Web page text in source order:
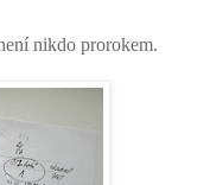
nikdo prorokem.